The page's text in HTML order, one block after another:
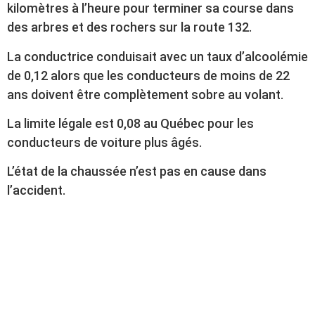
kilomètres à l’heure pour terminer sa course dans
des arbres et des rochers sur la route 132.
La conductrice conduisait avec un taux d’alcoolémie
de 0,12 alors que les conducteurs de moins de 22
ans doivent être complètement sobre au volant.
La limite légale est 0,08 au Québec pour les
conducteurs de voiture plus âgés.
L’état de la chaussée n’est pas en cause dans
l’accident.